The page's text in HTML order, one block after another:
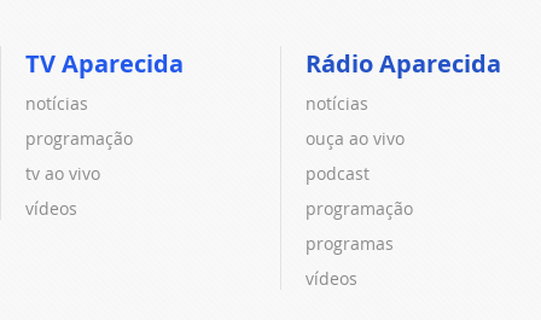
TV Aparecida
notícias
programação
tv ao vivo
vídeos
Rádio Aparecida
notícias
ouça ao vivo
podcast
programação
programas
vídeos